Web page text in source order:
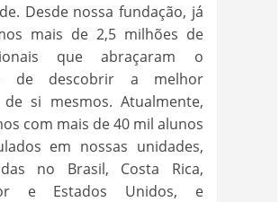
Desde nossa fundação, já
mais de 2,5 milhões de
que abraçaram o
de descobrir a melhor
de si mesmos. Atualmente,
com mais de 40 mil alunos
em nossas unidades,
no Brasil, Costa Rica,
e Estados Unidos, e